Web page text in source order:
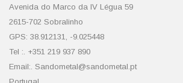
Avenida do Marco da IV Légua 59
2615-702 Sobralinho
GPS: 38.912131, -9.025448
Tel :. +351 219 937 890
Email:. Sandometal@sandometal.pt